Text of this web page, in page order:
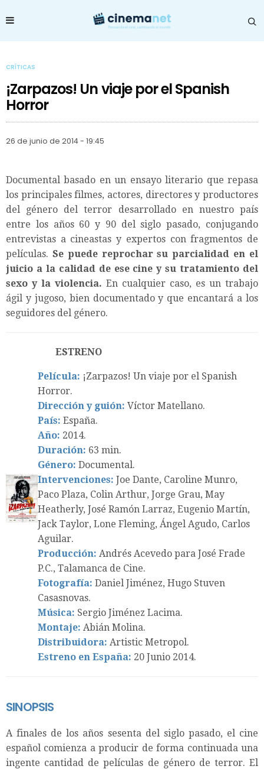
CRÍTICAS
¡Zarpazos! Un viaje por el Spanish
Horror
26 de junio de 2014 - 19:45
Documental basado en un ensayo literario que repasa
los principales filmes, actores, directores y productores
del género del terror desarrollado en nuestro país
entre los años 60 y 90 del siglo pasado, conjugando
entrevistas a cineastas y expertos con fragmentos de
películas. Se puede reprochar su parcialidad en el
juicio a la calidad de ese cine y su tratamiento del
sexo y la violencia. En cualquier caso, es un trabajo
ágil y jugoso, bien documentado y que encantará a los
seguidores del género.
ESTRENO
Película: ¡Zarpazos! Un viaje por el Spanish
Horror.
Dirección y guión: Víctor Matellano.
País: España.
Año: 2014.
Duración: 63 min.
Género: Documental.
Intervenciones: Joe Dante, Caroline Munro,
Paco Plaza, Colin Arthur, Jorge Grau, May
Heatherly, José Ramón Larraz, Eugenio Martín,
Jack Taylor, Lone Fleming, Ángel Agudo, Carlos
Aguilar.
Producción: Andrés Acevedo para José Frade
P.C., Talamanca de Cine.
Fotografía: Daniel Jiménez, Hugo Stuven
Casasnovas.
Música: Sergio Jiménez Lacima.
Montaje: Abián Molina.
Distribuidora: Artistic Metropol.
Estreno en España: 20 Junio 2014.
SINOPSIS
A finales de los años sesenta del siglo pasado, el cine
español comienza a producir de forma continuada una
ingente cantidad de películas de género de terror. El